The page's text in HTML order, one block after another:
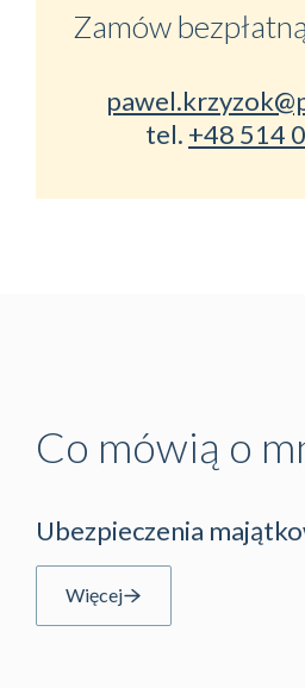
Zamów
tel. +48 514
Co mówią o
Ubezpieczenia
Więcej